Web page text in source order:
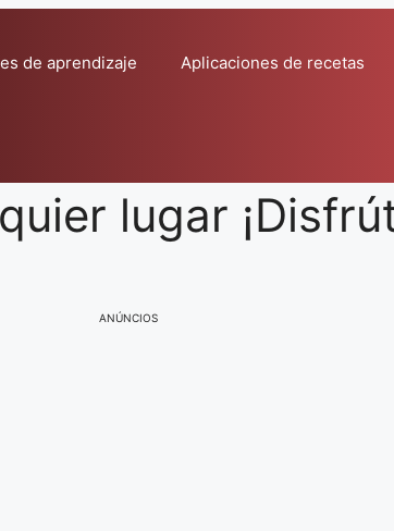
de aprendizaje Aplicaciones de recetas
lugar
ANÚNCIOS